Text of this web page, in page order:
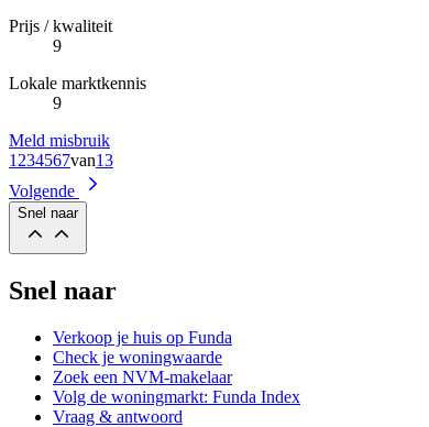
Prijs / kwaliteit
9
Lokale marktkennis
9
Meld misbruik
1 234567van13
Volgende
Snel naar
Snel naar
Verkoop je huis op Funda
Check je woningwaarde
Zoek een NVM-makelaar
Volg de woningmarkt: Funda Index
Vraag & antwoord